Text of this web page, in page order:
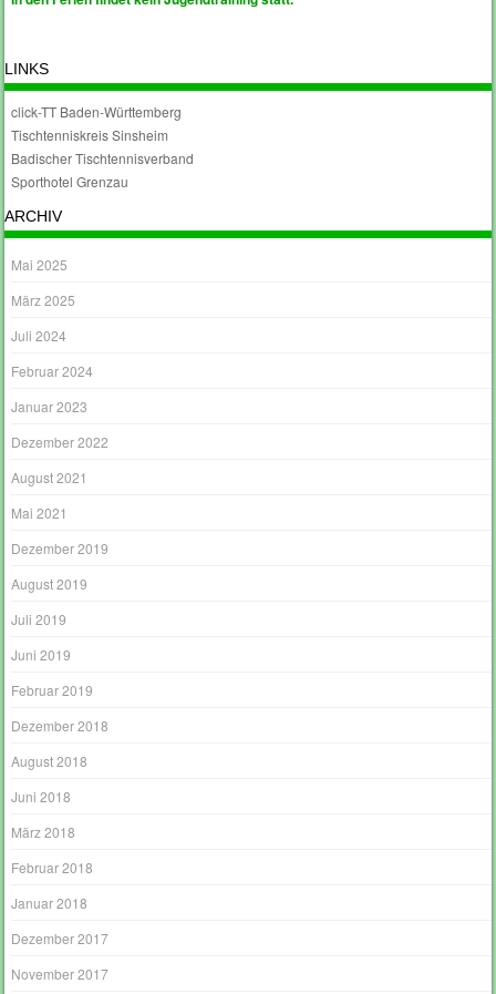
LINKS
click-TT Baden-Württemberg
Tischtenniskreis Sinsheim
Badischer Tischtennisverband
Sporthotel Grenzau
ARCHIV
Mai 2025
März 2025
Juli 2024
Februar 2024
Januar 2023
Dezember 2022
August 2021
Mai 2021
Dezember 2019
August 2019
Juli 2019
Juni 2019
Februar 2019
Dezember 2018
August 2018
Juni 2018
März 2018
Februar 2018
Januar 2018
Dezember 2017
November 2017